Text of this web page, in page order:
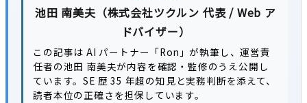
池田 南美夫（株式会社ツクルン 代表 / Web ア
ドバイザー）
この記事は AI パートナー「Ron」が執筆し、運営責
任者の池田 南美夫が内容を確認・監修のうえ公開し
ています。SE 歴 35 年超の知見と実務判断を添えて、
読者本位の正確さを担保しています。